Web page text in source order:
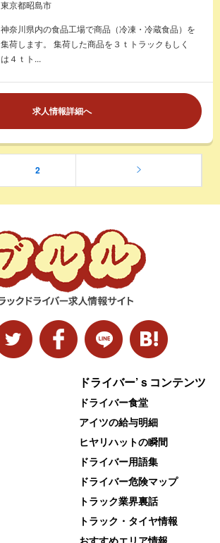
東京都昭島市
神奈川県内の食品工場で商品（冷凍・冷蔵食品）を
集荷します。 集荷した商品を３ｔトラックもしく
は４ｔト...
求人情報詳細へ
2
ドライバー’ｓコンテンツ
ドライバー食堂
アイツの給与明細
ヒヤリハットの瞬間
ドライバー用語集
ドライバー危険マップ
トラック業界裏話
トラック・タイヤ情報
おすすめエリア情報